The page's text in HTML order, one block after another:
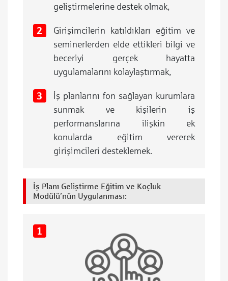
geliştirmelerine destek olmak,
Girişimcilerin katıldıkları eğitim ve
seminerlerden elde ettikleri bilgi ve
beceriyi gerçek hayatta
uygulamalarını kolaylaştırmak,
İş planlarını fon sağlayan kurumlara
sunmak ve kişilerin iş
performanslarına ilişkin ek
konularda eğitim vererek
girişimcileri desteklemek.
İş Planı Geliştirme Eğitim ve Koçluk
Modülü’nün Uygulanması: